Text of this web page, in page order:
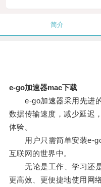
简介
e-go加速器mac下载
e-go加速器采用先进的
数据传输速度，减少延迟
体验。
用户只需简单安装e-go
互联网的世界中。
无论是工作、学习还是
更高效、更便捷地使用网